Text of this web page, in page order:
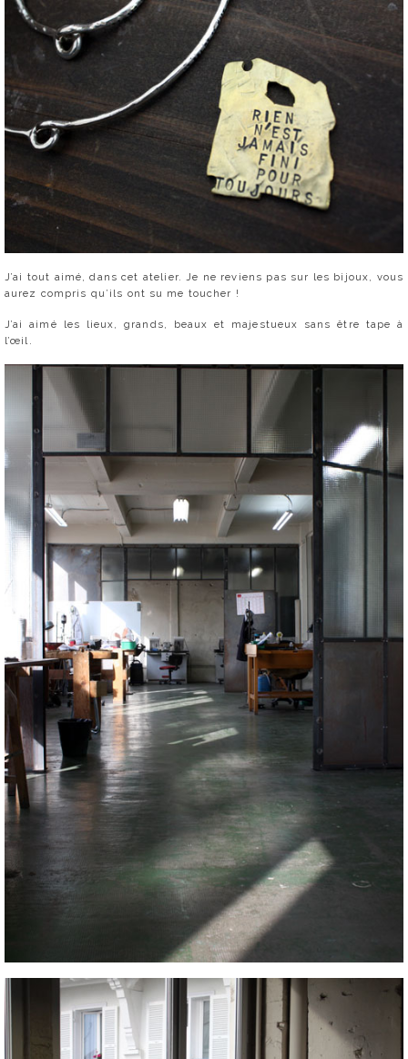
J’ai tout aimé, dans cet atelier. Je ne reviens pas sur les bijoux, vous
aurez compris qu’ils ont su me toucher !
J’ai aimé les lieux, grands, beaux et majestueux sans être tape à
l’œil.